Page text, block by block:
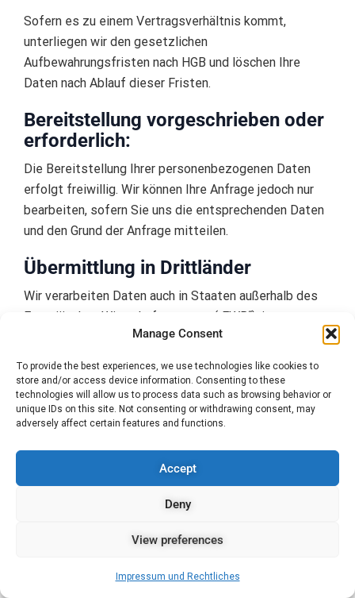
Manage Consent
To provide the best experiences, we use technologies like cookies to
store and/or access device information. Consenting to these
technologies will allow us to process data such as browsing behavior or
unique IDs on this site. Not consenting or withdrawing consent, may
adversely affect certain features and functions.
Accept
Deny
View preferences
Impressum und Rechtliches
Sofern es zu einem Vertragsverhältnis kommt,
unterliegen wir den gesetzlichen
Aufbewahrungsfristen nach HGB und löschen Ihre
Daten nach Ablauf dieser Fristen.
Bereitstellung vorgeschrieben oder
erforderlich:
Die Bereitstellung Ihrer personenbezogenen Daten
erfolgt freiwillig. Wir können Ihre Anfrage jedoch nur
bearbeiten, sofern Sie uns die entsprechenden Daten
und den Grund der Anfrage mitteilen.
Übermittlung in Drittländer
Wir verarbeiten Daten auch in Staaten außerhalb des
Europäischen Wirtschaftsraumes („EWR“), in
sogenannten Drittländern bzw. übermitteln Daten an
Empfänger in diesen Drittländern. Dies schließt auch
die USA mit ein. Bitte beachten Sie, dass
derzeit für keinen Angemessenheitsbeschluss der
EU-Kommission gibt, dass diese Drittländer allgemein
bedienen uns bei der Ausgestaltung der
Drittländern daher der von der EU-Kommission
Abs. 2 lit. c) DSGVO beziehungsweise stützen wir uns
DSGVO. Mit unseren Dienstleistern, die Ihre Daten für